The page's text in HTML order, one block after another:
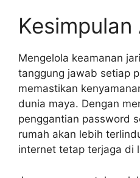
Mengelola keamanan
tanggung jawab setiap
memastikan
dunia maya. Dengan
penggantian password
rumah akan lebih
internet tetap terjaga di